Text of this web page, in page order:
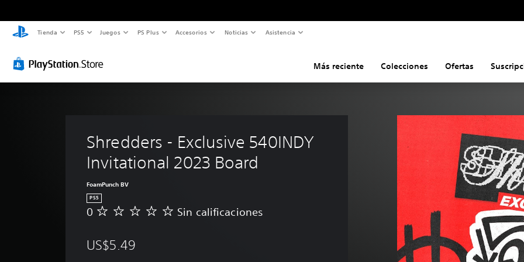
Tienda PS5 Juegos PS Plus Accesorios Noticias Asistencia
Más reciente Colecciones Ofertas
Shredders - Exclusive 540INDY
Invitational 2023 Board
FoamPunch BV
PS5
S
c
0 Sin calificaciones
US$5.49